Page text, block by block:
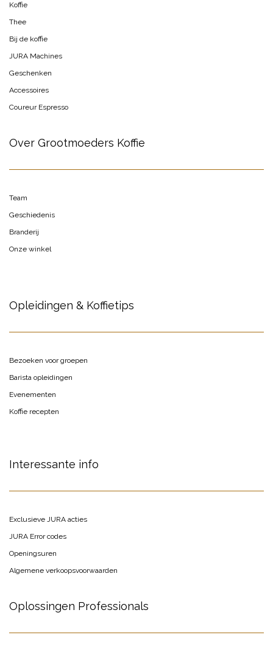
Koffie
Thee
Bij de koffie
JURA Machines
Geschenken
Accessoires
Coureur Espresso
Over Grootmoeders Koffie
Team
Geschiedenis
Branderij
Onze winkel
Opleidingen & Koffietips
Bezoeken voor groepen
Barista opleidingen
Evenementen
Koffie recepten
Interessante info
Exclusieve JURA acties
JURA Error codes
Openingsuren
Algemene verkoopsvoorwaarden
Oplossingen Professionals